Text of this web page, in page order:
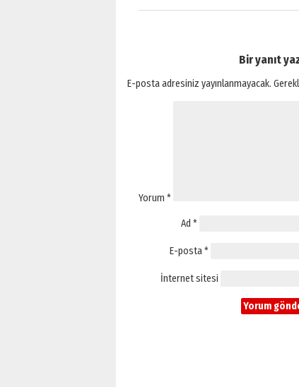
Bir yanıt
E-posta adresiniz yayınlanmayacak.
Yorum *
Ad *
E-posta*
İnternet sitesi